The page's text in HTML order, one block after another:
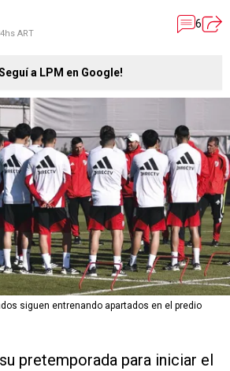
ART
6
a LPM en Google!
siguen entrenando apartados en el predio
pretemporada para iniciar el